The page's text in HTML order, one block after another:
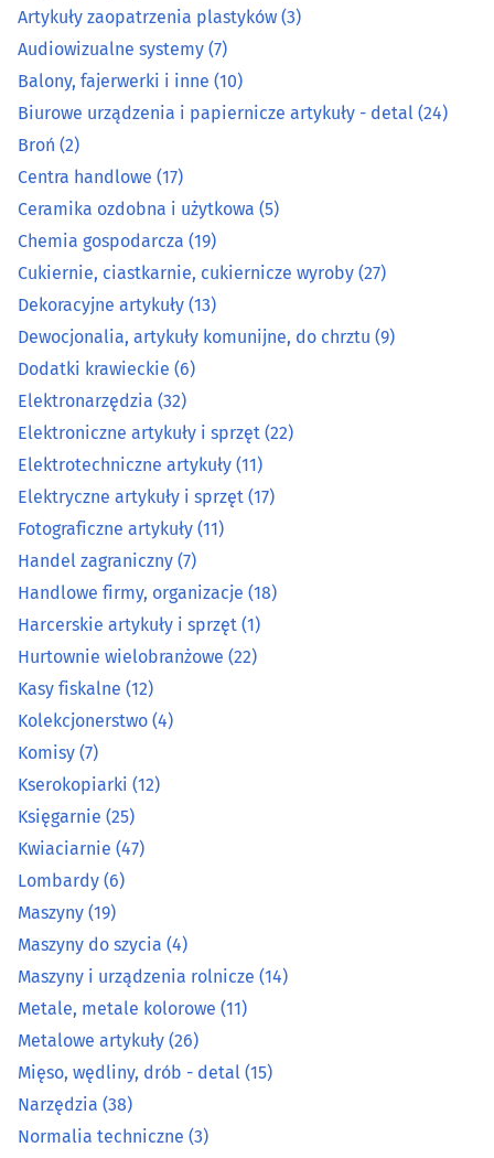
Dewocjonalia, artykuły komunijne, do chrztu
Dodatki krawieckie (6)
Elektronarzędzia
Elektroniczne artykuły i sprzęt(22)
Elektryczne artykuły i sprzęt
Fotograficzne artykuły(11)
Handel zagraniczny(7)
Handlowe firmy, organizacje (18)
Harcerskie artykuły i sprzęt
Hurtownie wielobranżowe(22)
Kasy fiskalne(12)
Kolekcjonerstwo (4)
Komisy (7)
Kserokopiarki(12)
Księgarnie (25)
Kwiaciarnie
Lombardy
Maszyny(19)
Maszyny do szycia
Artykuły zaopatrzenia plastyków (3)
Audiowizualne systemy (7)
Balony, fajerwerki i inne (10)
Biurowe urządzenia i papiernicze artykuły - detal (24)
Broń (2)
Centra handlowe (17)
Ceramika ozdobna i użytkowa (5)
Chemia gospodarcza (19)
Cukiernie, ciastkarnie, cukiernicze wyroby (27)
Dekoracyjne artykuły (13)
Dewocjonalia, artykuły komunijne, do chrztu (9)
Dodatki krawieckie (6)
Elektronarzędzia (32)
Elektroniczne artykuły i sprzęt (22)
Elektrotechniczne artykuły (11)
Elektryczne artykuły i sprzęt (17)
Fotograficzne artykuły (11)
Handel zagraniczny (7)
Handlowe firmy, organizacje (18)
Harcerskie artykuły i sprzęt (1)
Hurtownie wielobranżowe (22)
Kasy fiskalne (12)
Kolekcjonerstwo (4)
Komisy (7)
Kserokopiarki (12)
Księgarnie (25)
Kwiaciarnie (47)
Lombardy (6)
Maszyny (19)
Maszyny do szycia (4)
Maszyny i urządzenia rolnicze (14)
Metale, metale kolorowe (11)
Metalowe artykuły (26)
Mięso, wędliny, drób - detal (15)
Narzędzia (38)
Normalia techniczne (3)